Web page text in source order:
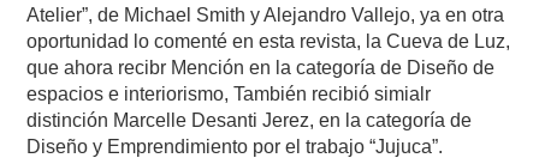
Atelier”, de Michael Smith y Alejandro Vallejo, ya en otra
oportunidad lo comenté en esta revista, la Cueva de Luz,
que ahora recibr Mención en la categoría de Diseño de
espacios e interiorismo, También recibió simialr
distinción Marcelle Desanti Jerez, en la categoría de
Diseño y Emprendimiento por el trabajo “Jujuca”.